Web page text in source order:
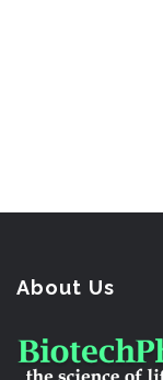
About Us